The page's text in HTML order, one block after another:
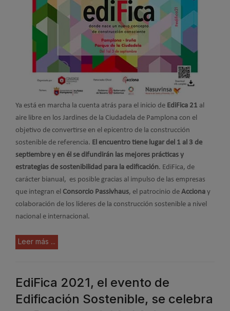
Ya está en marcha la cuenta atrás para el inicio de EdiFica 21 al
aire libre en los Jardines de la Ciudadela de Pamplona con el
objetivo de convertirse en el epicentro de la construcción
sostenible de referencia. El encuentro tiene lugar del 1 al 3 de
septiembre y en él se difundirán las mejores prácticas y
estrategias de sostenibilidad para la edificación. EdiFica, de
carácter bianual, es posible gracias al impulso de las empresas
que integran el Consorcio Passivhaus, el patrocinio de Acciona y
colaboración de los líderes de la construcción sostenible a nivel
nacional e internacional.
Leer más ...
EdiFica 2021, el evento de
Edificación Sostenible, se celebra